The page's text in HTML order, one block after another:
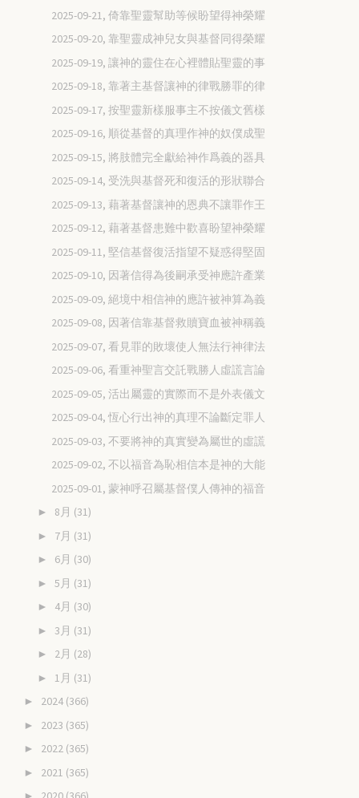
2025-09-21, 倚靠聖靈幫助等候盼望得神榮耀
2025-09-20, 靠聖靈成神兒女與基督同得榮耀
2025-09-19, 讓神的靈住在心裡體貼聖靈的事
2025-09-18, 靠著主基督讓神的律戰勝罪的律
2025-09-17, 按聖靈新樣服事主不按儀文舊樣
2025-09-16, 順從基督的真理作神的奴僕成聖
2025-09-15, 將肢體完全獻給神作爲義的器具
2025-09-14, 受洗與基督死和復活的形狀聯合
2025-09-13, 藉著基督讓神的恩典不讓罪作王
2025-09-12, 藉著基督患難中歡喜盼望神榮耀
2025-09-11, 堅信基督復活指望不疑惑得堅固
2025-09-10, 因著信得為後嗣承受神應許產業
2025-09-09, 絕境中相信神的應許被神算為義
2025-09-08, 因著信靠基督救贖寶血被神稱義
2025-09-07, 看見罪的敗壞使人無法行神律法
2025-09-06, 看重神聖言交託戰勝人虛謊言論
2025-09-05, 活出屬靈的實際而不是外表儀文
2025-09-04, 恆心行出神的真理不論斷定罪人
2025-09-03, 不要將神的真實變為屬世的虛謊
2025-09-02, 不以福音為恥相信本是神的大能
2025-09-01, 蒙神呼召屬基督僕人傳神的福音
► 8月 (31)
► 7月 (31)
► 6月 (30)
► 5月 (31)
► 4月 (30)
► 3月 (31)
► 2月 (28)
► 1月 (31)
► 2024 (366)
► 2023 (365)
► 2022 (365)
► 2021 (365)